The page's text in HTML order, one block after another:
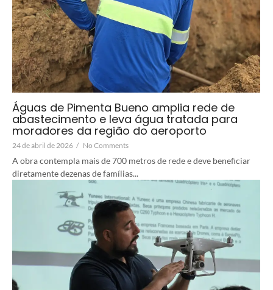
Águas de Pimenta Bueno amplia rede de
abastecimento e leva água tratada para
moradores da região do aeroporto
24 de abril de 2026 / No Comments
A obra contempla mais de 700 metros de rede e deve beneficiar
diretamente dezenas de famílias...